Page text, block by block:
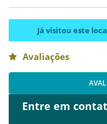
Já visitou este
Avaliações
Entre em